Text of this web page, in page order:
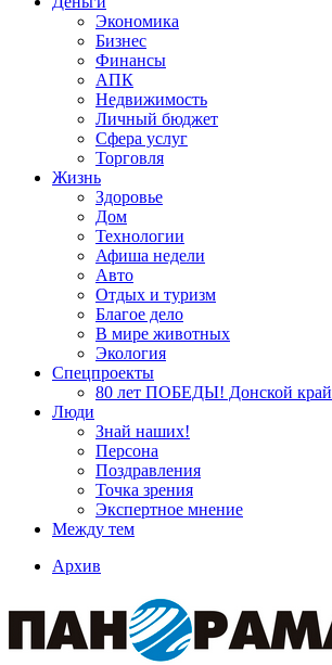
Экономика
Бизнес
Финансы
АПК
Недвижимость
Личный бюджет
Сфера услуг
Торговля
Жизнь
Здоровье
Дом
Технологии
Афиша недели
Авто
Отдых и туризм
Благое дело
В мире животных
Экология
Спецпроекты
80 лет ПОБЕДЫ! Донской край
Люди
Знай наших!
Персона
Поздравления
Точка зрения
Экспертное мнение
Между тем
Архив